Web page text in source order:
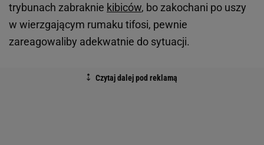
trybunach zabraknie kibiców, bo zakochani po uszy
w wierzgającym rumaku tifosi, pewnie
zareagowaliby adekwatnie do sytuacji.